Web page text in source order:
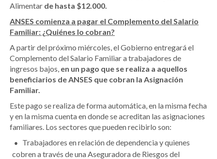
Alimentar de hasta $12.000.
ANSES comienza a pagar el Complemento del Salario
Familiar: ¿Quiénes lo cobran?
A partir del próximo miércoles, el Gobierno entregará el
Complemento del Salario Familiar a trabajadores de
ingresos bajos, en un pago que se realiza a aquellos
beneficiarios de ANSES que cobran la Asignación
Familiar.
Este pago se realiza de forma automática, en la misma fecha
y en la misma cuenta en donde se acreditan las asignaciones
familiares. Los sectores que pueden recibirlo son:
Trabajadores en relación de dependencia y quienes
cobren a través de una Aseguradora de Riesgos del